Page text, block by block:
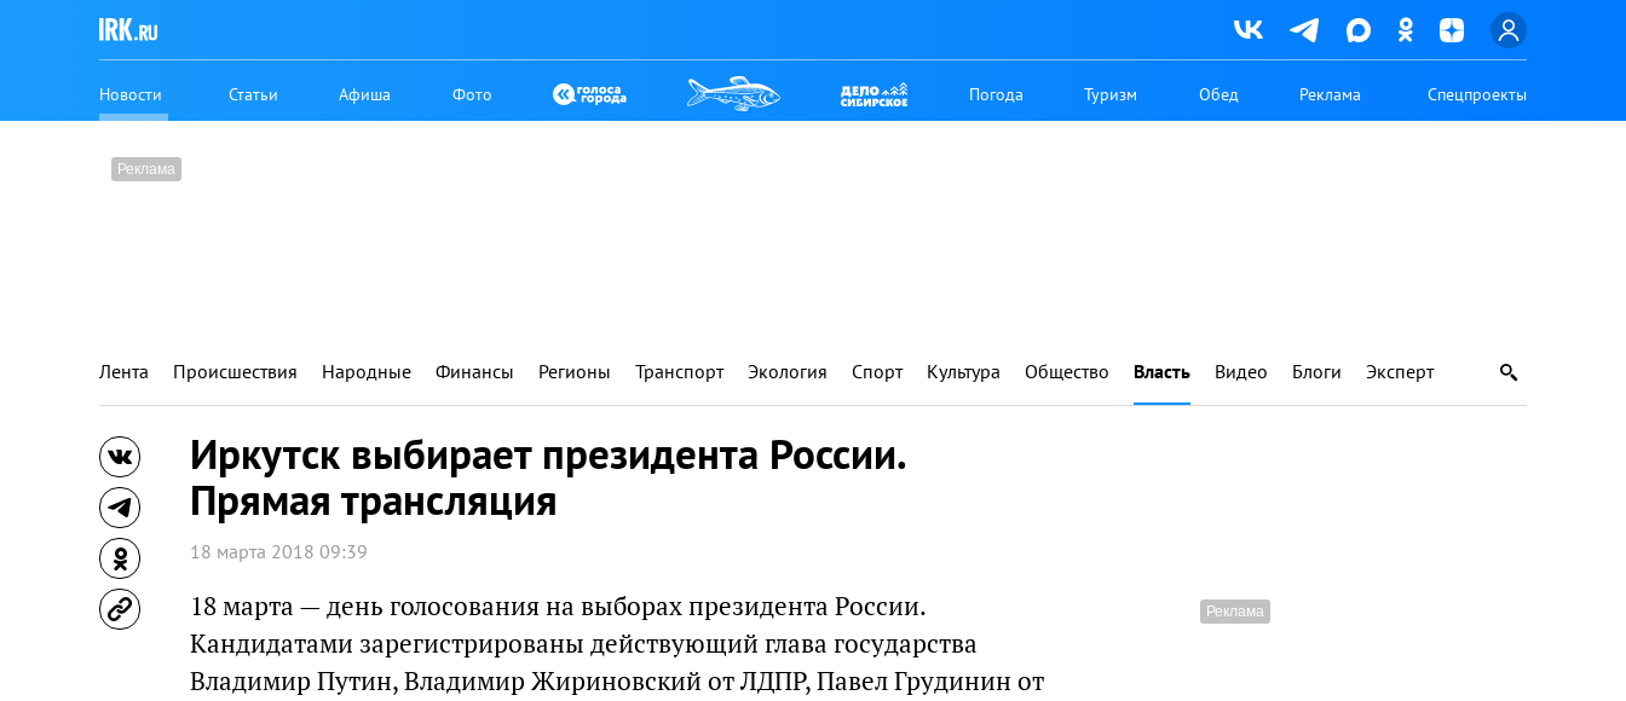
Новости Статьи Афиша Фото Погода Туризм Обед Реклама Спецпроекты
Лента Происшествия Народные Финансы Регионы Транспорт Экология Спорт Культура Общество Власть Видео Блоги Эксперт
Иркутск выбирает президента России.
Прямая трансляция
18 марта 2018 09:39
18 марта — день голосования на выборах президента России.
Кандидатами зарегистрированы действующий глава государства
Владимир Путин, Владимир Жириновский от ЛДПР, Павел Грудинин от